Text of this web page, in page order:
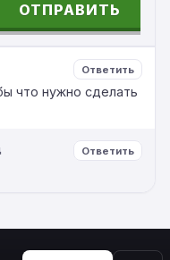
ОТПРАВИТЬ
Ответить
что нужно сделать
Ответить